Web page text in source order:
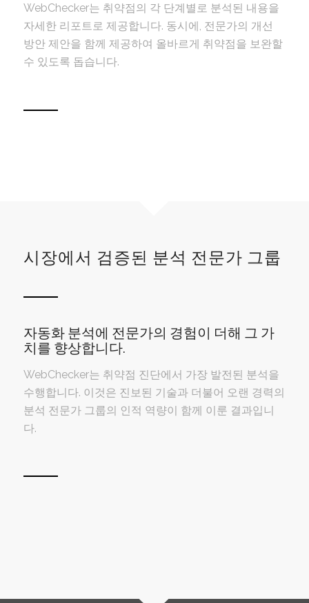
WebChecker는 취약점의 각 단계별로 분석된 내용을
자세한 리포트로 제공합니다. 동시에, 전문가의 개선
방안 제안을 함께 제공하여 올바르게 취약점을 보완할
수 있도록 돕습니다.
시장에서 검증된 분석 전문가 그룹
자동화 분석에 전문가의 경험이 더해 그 가
치를 향상합니다.
WebChecker는 취약점 진단에서 가장 발전된 분석을
수행합니다. 이것은 진보된 기술과 더불어 오랜 경력의
분석 전문가 그룹의 인적 역량이 함께 이룬 결과입니
다.